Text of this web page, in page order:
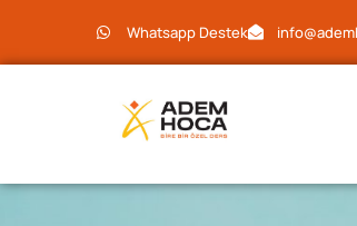
Whatsapp Destek